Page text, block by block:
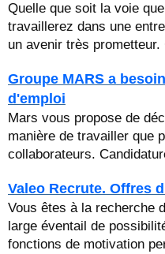
Quelle que soit la voie
travaillerez dans une
un avenir très
Groupe MARS a
d'emploi
Mars vous propose de
manière de travailler que
collaborateurs.
Valeo Recrute. Offres
Vous êtes à la recherche
large éventail de
fonctions de motivation